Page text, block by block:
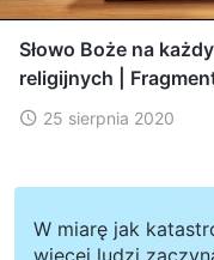
Słowo Boże na
religijnych |
25 sierpnia 2020
W miarę jak
więcej ludzi